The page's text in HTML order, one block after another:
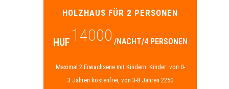
HOLZHAUS FÜR 2 PERSONEN
HUF 14000 /NACHT/4 PERSONEN
Maximal 2 Erwachsene mit Kindern. Kinder: von 0-
3 Jahren kostenfrei, von 3-8 Jahren 2250